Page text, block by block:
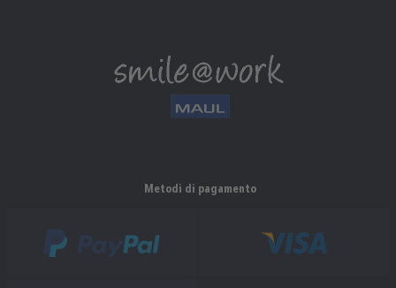
Metodi di pagamento